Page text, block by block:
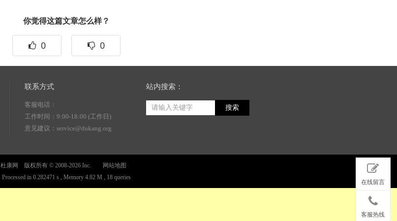
你觉得这篇文章怎么样？
0 0
联系方式
客服电话：
工作时间：9:00-18:00 (工作日)
意见建议：service@dukang.org
站内搜索：
搜索
杜康网 版权所有 © 2008-2026 Inc.
网站地图
Processed in 0.282471 s , Memory 4.82 M , 18 queries
在线留言
客服热线